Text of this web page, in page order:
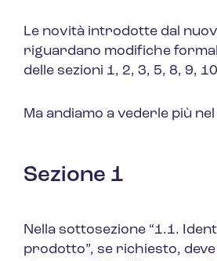
Le novità introdotte dal
riguardano modifiche
delle sezioni 1, 2, 3, 5, 8, 9,
Ma andiamo a vederle più
Sezione 1
Nella sottosezione “1.1.
prodotto”, se richiesto,